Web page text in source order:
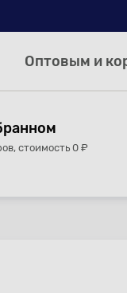
Оптовым и
стоимость 0 ₽